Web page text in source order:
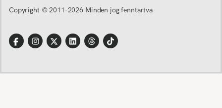
Copyright © 2011-2026 Minden jog fenntartva